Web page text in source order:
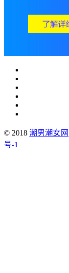
© 2018 潮男潮女网
号-1